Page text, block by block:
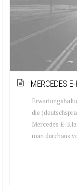
MERCEDES
die
Mercedes E-
man durchaus